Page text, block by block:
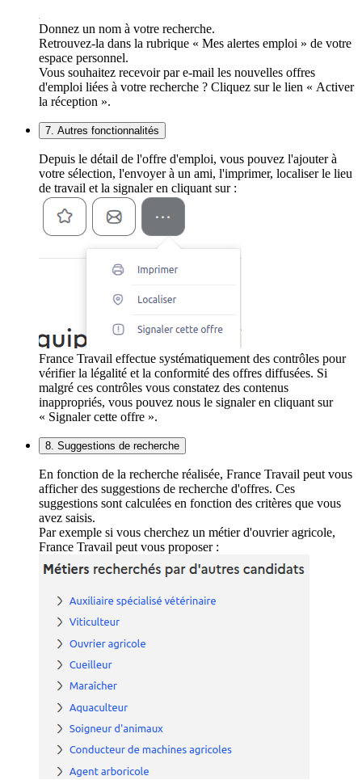
Donnez un nom à votre recherche.
Retrouvez-la dans la rubrique « Mes alertes emploi » de votre
espace personnel.
Vous souhaitez recevoir par e-mail les nouvelles offres
d'emploi liées à votre recherche ? Cliquez sur le lien « Activer
la réception ».
7. Autres fonctionnalités
Depuis le détail de l'offre d'emploi, vous pouvez l'ajouter à
votre sélection, l'envoyer à un ami, l'imprimer, localiser le lieu
de travail et la signaler en cliquant sur :
France Travail effectue systématiquement des contrôles pour
vérifier la légalité et la conformité des offres diffusées. Si
malgré ces contrôles vous constatez des contenus
inappropriés, vous pouvez nous le signaler en cliquant sur
« Signaler cette offre ».
8. Suggestions de recherche
En fonction de la recherche réalisée, France Travail peut vous
afficher des suggestions de recherche d'offres. Ces
suggestions sont calculées en fonction des critères que vous
avez saisis.
Par exemple si vous cherchez un métier d'ouvrier agricole,
France Travail peut vous proposer :